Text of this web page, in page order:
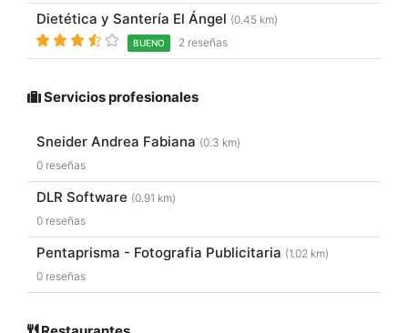
Dietética y Santería El Ángel (0.45 km)
BUENO 2 reseñas
Servicios profesionales
Sneider Andrea Fabiana (0.3 km)
0 reseñas
DLR Software (0.91 km)
0 reseñas
Pentaprisma - Fotografia Publicitaria (1.02 km)
0 reseñas